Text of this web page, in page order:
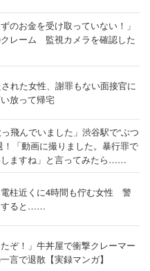
のお金を受け取っていない！」
レーム 監視カメラを確認した
れた女性、謝罪もない面接官に
放って帰宅
飛んでいました」渋谷駅で“ぶつ
！「動画に撮りました。暴行罪で
ますね」と言ってみたら……
電柱近くに4時間も佇む女性 警
すると……
ぞ！」牛丼屋で衝撃クレーマー
で退散【実録マンガ】